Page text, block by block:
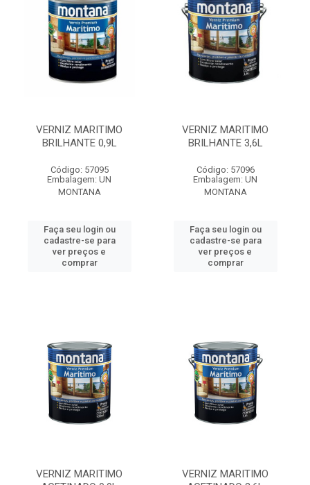
VERNIZ MARITIMO
BRILHANTE 0,9L
Código: 57095
Embalagem: UN
MONTANA
Faça seu login ou
cadastre-se para
ver preços e
comprar
VERNIZ MARITIMO
BRILHANTE 3,6L
Código: 57096
Embalagem: UN
MONTANA
Faça seu login ou
cadastre-se para
ver preços e
comprar
VERNIZ MARITIMO
VERNIZ MARITIMO